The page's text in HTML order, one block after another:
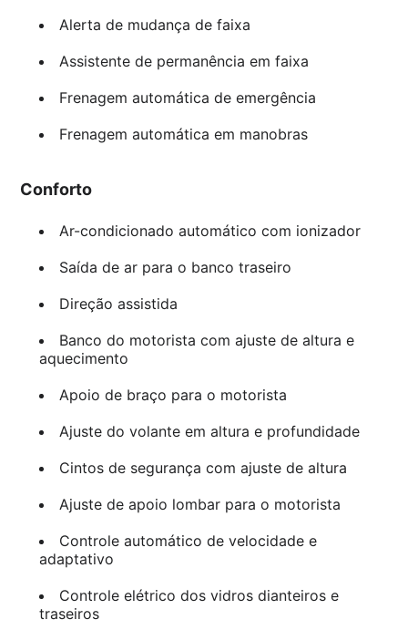
Alerta de mudança de faixa
Assistente de permanência em faixa
Frenagem automática de emergência
Frenagem automática em manobras
Conforto
Ar-condicionado automático com ionizador
Saída de ar para o banco traseiro
Direção assistida
Banco do motorista com ajuste de altura e
aquecimento
Apoio de braço para o motorista
Ajuste do volante em altura e profundidade
Cintos de segurança com ajuste de altura
Ajuste de apoio lombar para o motorista
Controle automático de velocidade e
adaptativo
Controle elétrico dos vidros dianteiros e
traseiros